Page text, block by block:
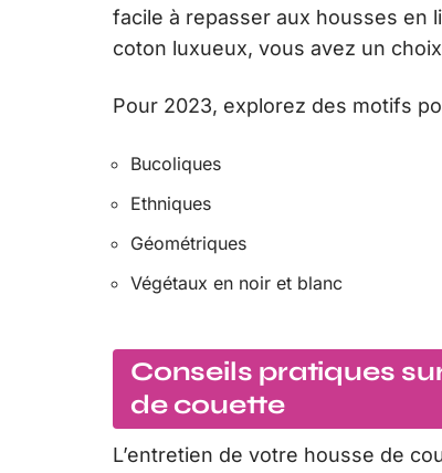
facile à repasser aux housses en
coton luxueux, vous avez un
Pour 2023, explorez des motifs
Bucoliques
Ethniques
Géométriques
Végétaux en noir et blanc
Conseils pratiques
de couette
L’entretien de votre housse de